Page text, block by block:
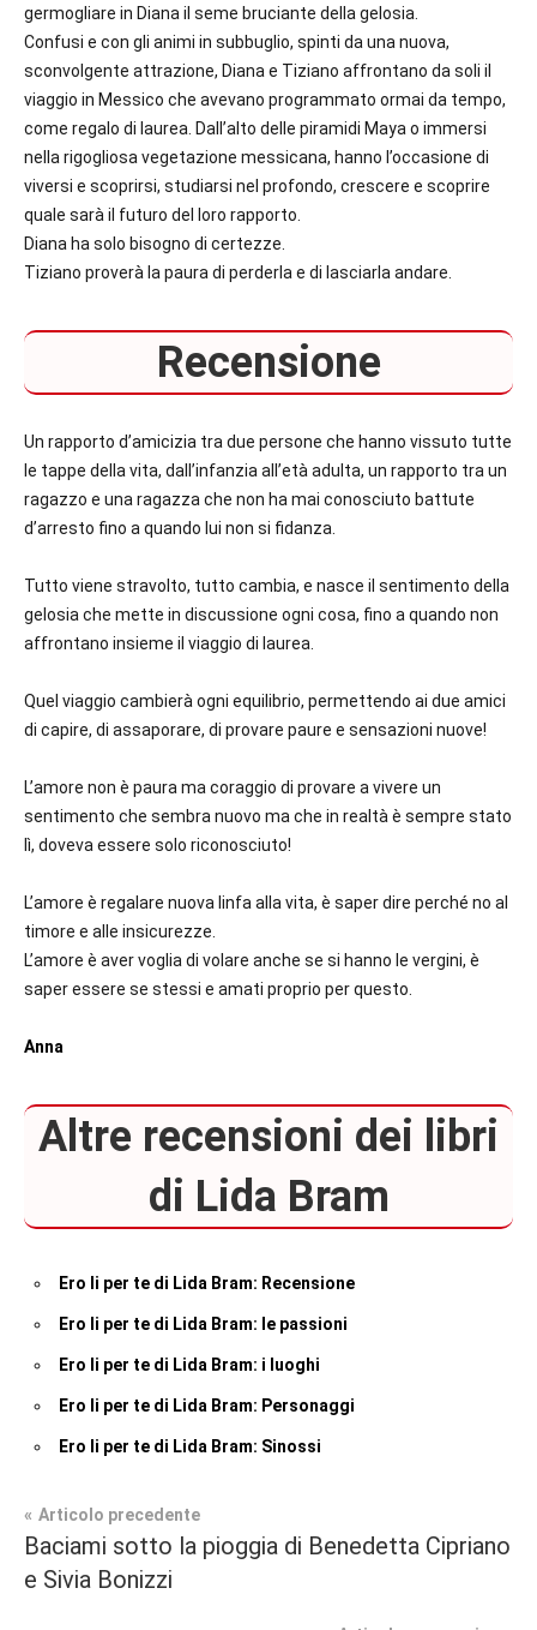
germogliare in Diana il seme bruciante della gelosia.
Confusi e con gli animi in subbuglio, spinti da una nuova,
sconvolgente attrazione, Diana e Tiziano affrontano da soli il
viaggio in Messico che avevano programmato ormai da tempo,
come regalo di laurea. Dall’alto delle piramidi Maya o immersi
nella rigogliosa vegetazione messicana, hanno l’occasione di
viversi e scoprirsi, studiarsi nel profondo, crescere e scoprire
quale sarà il futuro del loro rapporto.
Diana ha solo bisogno di certezze.
Tiziano proverà la paura di perderla e di lasciarla andare.
Recensione
Un rapporto d’amicizia tra due persone che hanno vissuto tutte
le tappe della vita, dall’infanzia all’età adulta, un rapporto tra un
ragazzo e una ragazza che non ha mai conosciuto battute
d’arresto fino a quando lui non si fidanza.
Tutto viene stravolto, tutto cambia, e nasce il sentimento della
gelosia che mette in discussione ogni cosa, fino a quando non
affrontano insieme il viaggio di laurea.
Quel viaggio cambierà ogni equilibrio, permettendo ai due amici
di capire, di assaporare, di provare paure e sensazioni nuove!
L’amore non è paura ma coraggio di provare a vivere un
sentimento che sembra nuovo ma che in realtà è sempre stato
lì, doveva essere solo riconosciuto!
L’amore è regalare nuova linfa alla vita, è saper dire perché no al
timore e alle insicurezze.
L’amore è aver voglia di volare anche se si hanno le vergini, è
saper essere se stessi e amati proprio per questo.
Anna
Altre recensioni dei libri
di Lida Bram
Ero li per te di Lida Bram: Recensione
Ero li per te di Lida Bram: le passioni
Ero li per te di Lida Bram: i luoghi
Ero li per te di Lida Bram: Personaggi
Ero li per te di Lida Bram: Sinossi
Tag
#blog
Contemporary
Romance
Navigazione
articoli
Articolo precedente
Baciami sotto la pioggia di Benedetta Cipriano
e Sivia Bonizzi